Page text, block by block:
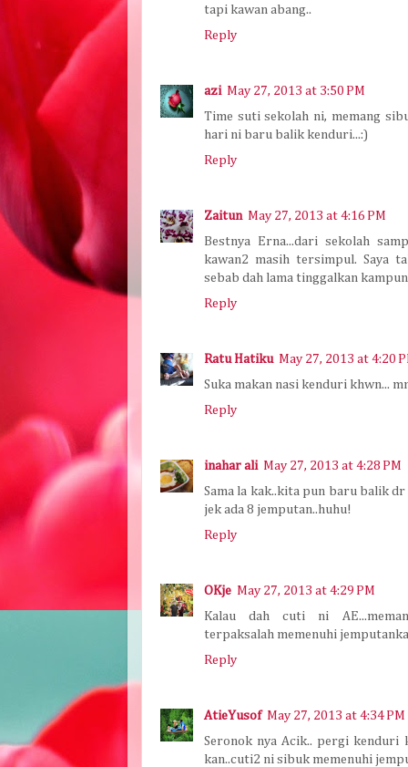
tapi kawan abang..
Reply
azi May 27, 2013 at 3:50 PM
Time suti sekolah ni, memang
hari ni baru balik kenduri...:)
Reply
Zaitun May 27, 2013 at 4:16 PM
Bestnya Erna...dari sekolah
kawan2 masih tersimpul. Saya
sebab dah lama tinggalkan
Reply
Ratu Hatiku May 27, 2013 at 4:20
Suka makan nasi kenduri khwn...
Reply
inahar ali May 27, 2013 at 4:28 PM
Sama la kak..kita pun baru balik
jek ada 8 jemputan..huhu!
Reply
OKje May 27, 2013 at 4:29 PM
Kalau dah cuti ni
terpaksalah memenuhi
Reply
AtieYusof May 27, 2013 at 4:34 PM
Seronok nya Acik.. pergi kenduri
kan..cuti2 ni sibuk memenuhi